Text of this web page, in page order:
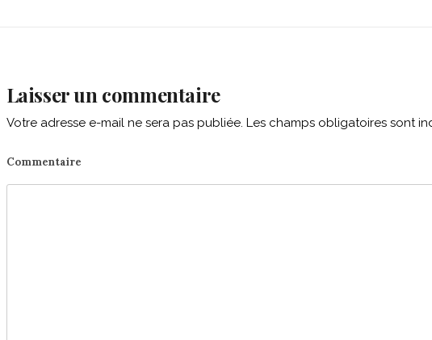
Laisser un commentaire
Votre adresse e-mail ne sera pas publiée. Les champs obligatoires sont
Commentaire